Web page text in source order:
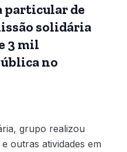
particular de
solidária
3 mil
no
grupo realizou
outras atividades em